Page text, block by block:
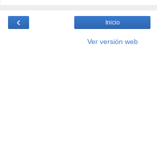
‹ Inicio
Ver versión web